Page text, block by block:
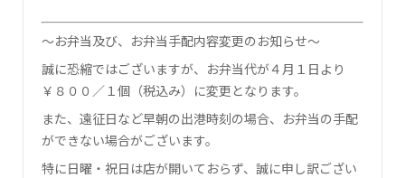
～お弁当及び、お弁当手配内容変更のお知らせ～
誠に恐縮ではございますが、お弁当代が４月１日より
￥８００／１個（税込み）に変更となります。
また、遠征日など早朝の出港時刻の場合、お弁当の手配
ができない場合がございます。
特に日曜・祝日は店が開いておらず、誠に申し訳ござい